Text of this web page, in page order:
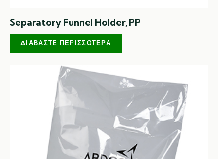
Separatory Funnel Holder, PP
ΔΙΑΒΆΣΤΕ ΠΕΡΙΣΣΌΤΕΡΑ